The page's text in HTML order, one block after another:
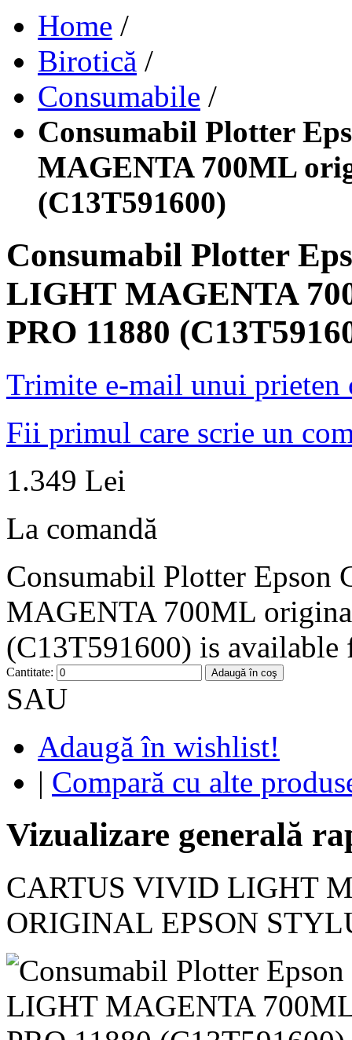
Home /
Birotică /
Consumabile /
Consumabil Plotter
MAGENTA 700ML
(C13T591600)
Consumabil Plotter
LIGHT MAGENTA
PRO 11880
Trimite e-mail unui prieten
Fii primul care scrie un
1.349 Lei
La comandă
Consumabil Plotter
MAGENTA 700ML
(C13T591600) is available
Cantitate: Adaugă în coş
SAU
Adaugă în wishlist!
| Compară cu alte
Vizualizare generală
CARTUS VIVID LIGHT
ORIGINAL EPSON